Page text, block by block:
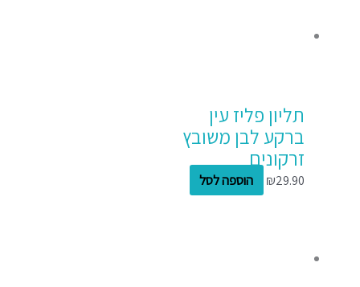
תליון פליז עין
ברקע לבן משובץ
זרקונים
₪29.90 הוספה לסל